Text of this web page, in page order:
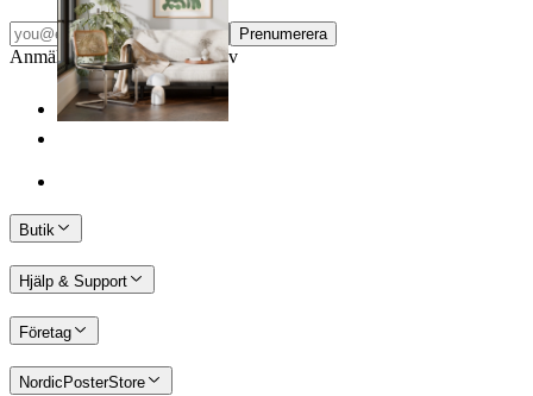
Prenumerera
Anmäl dig till vårt Nyhetsbrev
Butik
Hjälp & Support
Företag
NordicPosterStore